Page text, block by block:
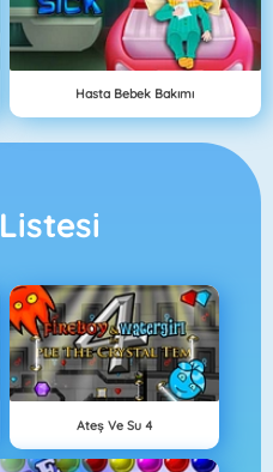
Hasta Bebek Bakımı
Listesi
Ateş Ve Su 4